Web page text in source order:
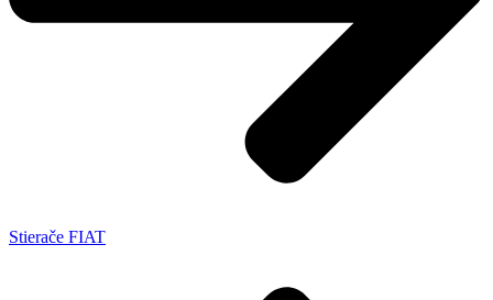
Stierače FIAT